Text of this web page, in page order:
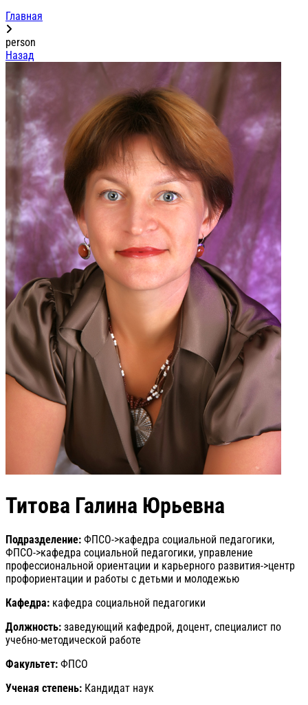
Главная
person
Назад
Титова Галина Юрьевна
Подразделение: ФПСО->кафедра социальной педагогики,
ФПСО->кафедра социальной педагогики, управление
профессиональной ориентации и карьерного развития->центр
профориентации и работы с детьми и молодежью
Кафедра: кафедра социальной педагогики
Должность: заведующий кафедрой, доцент, специалист по
учебно-методической работе
Факультет: ФПСО
Ученая степень: Кандидат наук